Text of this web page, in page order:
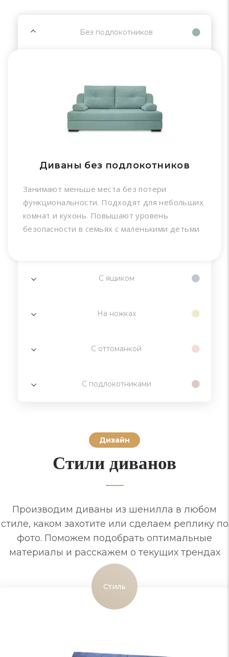
Без подлокотников
Диваны без подлокотников
Занимают меньше места без потери
функциональности. Подходят для небольших
комнат и кухонь. Повышают уровень
безопасности в семьях с маленькими детьми
С ящиком
На ножках
С оттоманкой
С подлокотниками
Дизайн
Стили диванов
Производим диваны из шенилла в любом
стиле, каком захотите или сделаем реплику по
фото. Поможем подобрать оптимальные
материалы и расскажем о текущих трендах
Стиль